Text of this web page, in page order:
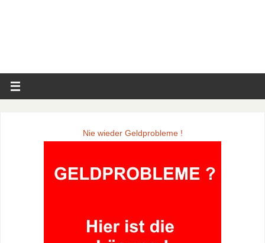
Nie wieder Geldprobleme !